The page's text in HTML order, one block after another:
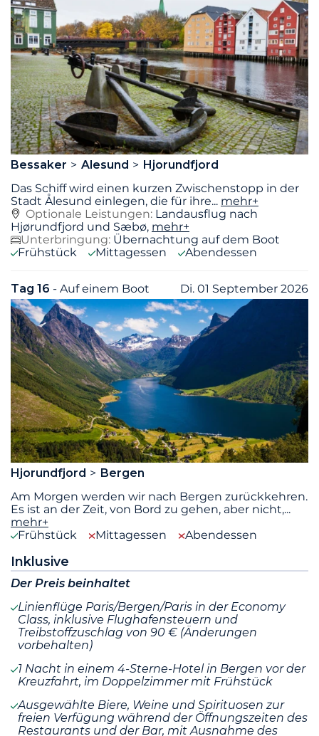
Bessaker Alesund
Hjorundfjord
Das Schiff wird einen kurzen Zwischenstopp in der
Stadt Ålesund einlegen, die für ihre... mehr+
Optionale Leistungen: Landausflug nach
Hjørundfjord und Sæbø, mehr+
Unterbringung: Übernachtung auf dem Boot
Frühstück
Mittagessen Abendessen
Tag 16 - Auf einem Boot Di. 01 September 2026
Hjorundfjord
Bergen
Am Morgen werden wir nach Bergen zurückkehren.
Es ist an der Zeit, von Bord zu gehen, aber nicht,...
mehr+
Frühstück
Mittagessen Abendessen
Inklusive
Der Preis beinhaltet
Linienflüge Paris/Bergen/Paris in der Economy
Class, inklusive Flughafensteuern und
Treibstoffzuschlag von 90 € (Änderungen
vorbehalten)
1 Nacht in einem 4-Sterne-Hotel in Bergen vor der
Kreuzfahrt, im Doppelzimmer mit Frühstück
Ausgewählte Biere, Weine und Spirituosen zur
freien Verfügung während der Öffnungszeiten des
Restaurants und der Bar, mit Ausnahme des